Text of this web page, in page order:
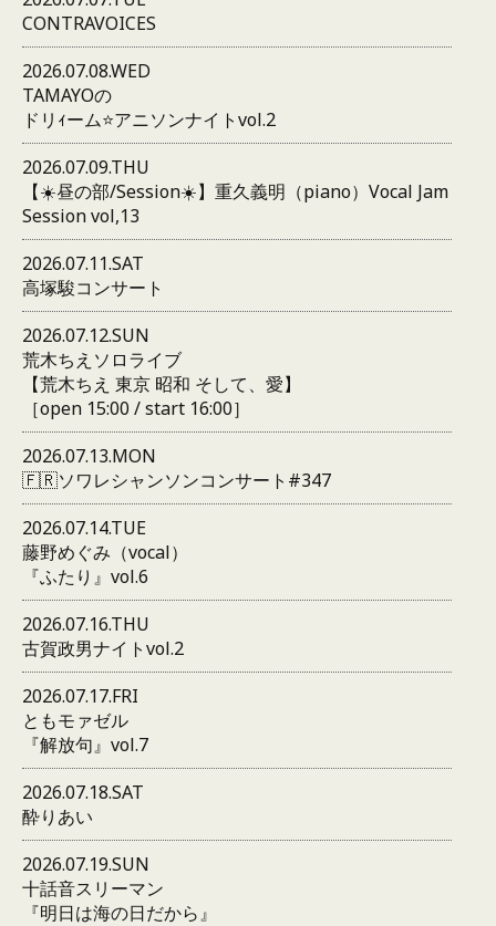
CONTRAVOICES
2026.07.08.WED
TAMAYOの
ドリｨーム⭐️アニソンナイトvol.2
2026.07.09.THU
【☀️昼の部/Session☀️】重久義明（piano）Vocal Jam
Session vol,13
2026.07.11.SAT
高塚駿コンサート
2026.07.12.SUN
荒木ちえソロライブ
【荒木ちえ 東京 昭和 そして、愛】
［open 15:00 / start 16:00］
2026.07.13.MON
🇫🇷ソワレシャンソンコンサート#347
2026.07.14.TUE
藤野めぐみ（vocal）
『ふたり』vol.6
2026.07.16.THU
古賀政男ナイトvol.2
2026.07.17.FRI
ともモァゼル
『解放句』vol.7
2026.07.18.SAT
酔りあい
2026.07.19.SUN
十話音スリーマン
『明日は海の日だから』